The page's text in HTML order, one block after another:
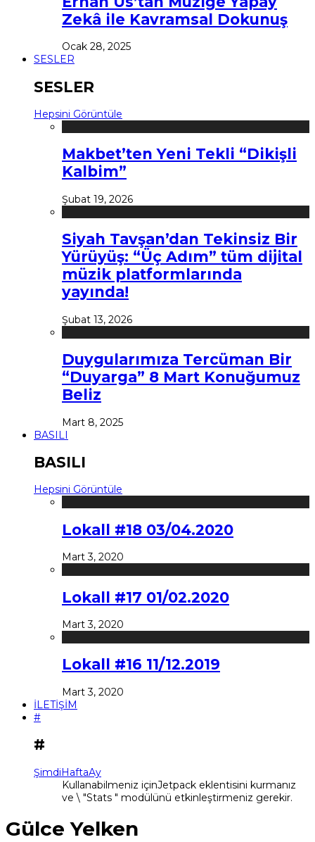
Zekâ ile Kavramsal Dokunuş
Ocak 28, 2025
SESLER
SESLER
Hepsini Görüntüle
Makbet’ten Yeni Tekli “Dikişli
Kalbim”
Şubat 19, 2026
Siyah Tavşan’dan Tekinsiz Bir
Yürüyüş: “Üç Adım” tüm dijital
müzik platformlarında
yayında!
Şubat 13, 2026
Duygularımıza Tercüman Bir
“Duyarga” 8 Mart Konuğumuz
Beliz
Mart 8, 2025
BASILI
BASILI
Hepsini Görüntüle
Lokall #18 03/04.2020
Mart 3, 2020
Lokall #17 01/02.2020
Mart 3, 2020
Lokall #16 11/12.2019
Mart 3, 2020
İLETİŞİM
#
#
ŞimdiHaftaAy
Kullanabilmeniz içinJetpack eklentisini kurmanız
ve \ "Stats " modülünü etkinleştirmeniz gerekir.
Gülce Yelken